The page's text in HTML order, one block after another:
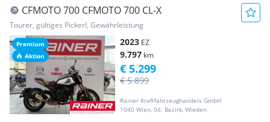
Premium
Aktion
CFMOTO 700 CFMOTO 700 CL-X
Tourer, gültiges Pickerl, Gewährleistung
2023 EZ
9.797 km
Rainer Kraftfahrzeughandels GmbH
1040 Wien, 04. Bezirk, Wieden
€ 5.899
€ 5.299